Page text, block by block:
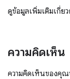
ดูข้อมูลเพิ่มเติมเกี่ย
ความคิดเห็น
ความคิดเห็นของคุ